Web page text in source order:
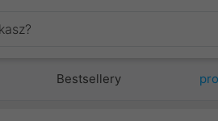
Bestsellery pro